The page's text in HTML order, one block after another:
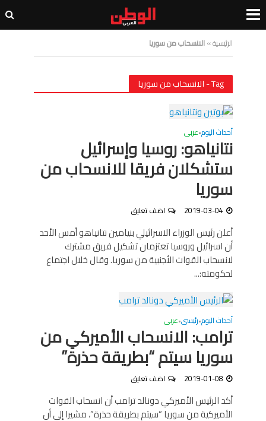
الرئيسية»الانسحاب من سوريا
Tag - الانسحاب من سوريا
أحداث اليوم•عربى
نتانياهو: روسيا وإسرائيل
ستشكلان فريقا للانسحاب من
سوريا
2019-03-04 اضف تعليق
أعلن رئيس الوزراء الاسرائيلي بنيامين نتانياهو أمس الأحد
أن اسرائيل وروسيا تعتزمان تشكيل فريق مشترك
لانسحاب القوات الأجنبية من سوريا. وقال خلال اجتماع
لحكومته:...
أحداث اليوم•رئيسى•عربى
ترامب: الانسحاب الأميركي من
سوريا سيتم “بطريقة حذرة”
2019-01-08 اضف تعليق
أكد الرئيس الأميركي دونالد ترامب أن انسحاب القوات
الأميركية من سوريا “سيتم بطريقة حذرة”، مشيرا إلى أن